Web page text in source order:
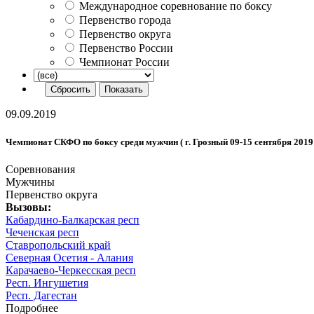
Международное соревнование по боксу
Первенство города
Первенство округа
Первенство России
Чемпионат России
09.09.2019
Чемпионат СКФО по боксу среди мужчин ( г. Грозный 09-15 сентября 2019
Соревнования
Мужчины
Первенство округа
Вызовы:
Кабардино-Балкарская респ
Чеченская респ
Ставропольский край
Северная Осетия - Алания
Карачаево-Черкесская респ
Респ. Ингушетия
Респ. Дагестан
Подробнее